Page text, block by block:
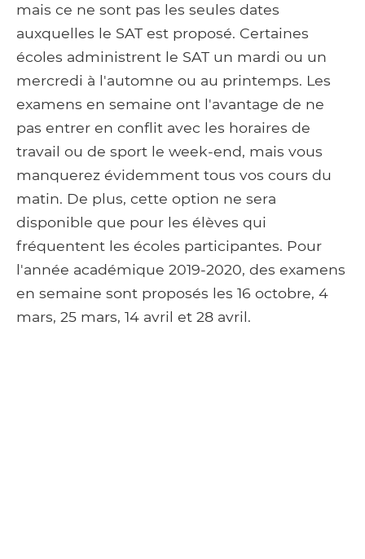
mais ce ne sont pas les seules dates
auxquelles le SAT est proposé. Certaines
écoles administrent le SAT un mardi ou un
mercredi à l'automne ou au printemps. Les
examens en semaine ont l'avantage de ne
pas entrer en conflit avec les horaires de
travail ou de sport le week-end, mais vous
manquerez évidemment tous vos cours du
matin. De plus, cette option ne sera
disponible que pour les élèves qui
fréquentent les écoles participantes. Pour
l'année académique 2019-2020, des examens
en semaine sont proposés les 16 octobre, 4
mars, 25 mars, 14 avril et 28 avril.